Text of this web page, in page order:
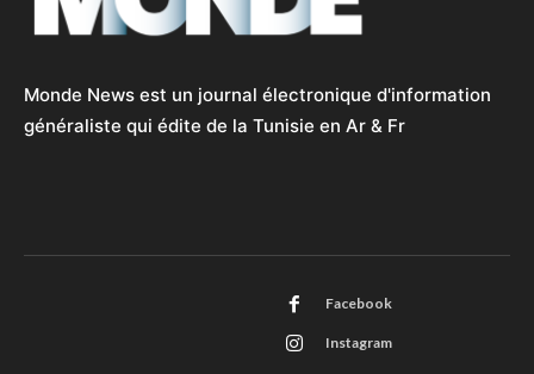
Monde News est un journal électronique d'information
généraliste qui édite de la Tunisie en Ar & Fr
Facebook
Instagram